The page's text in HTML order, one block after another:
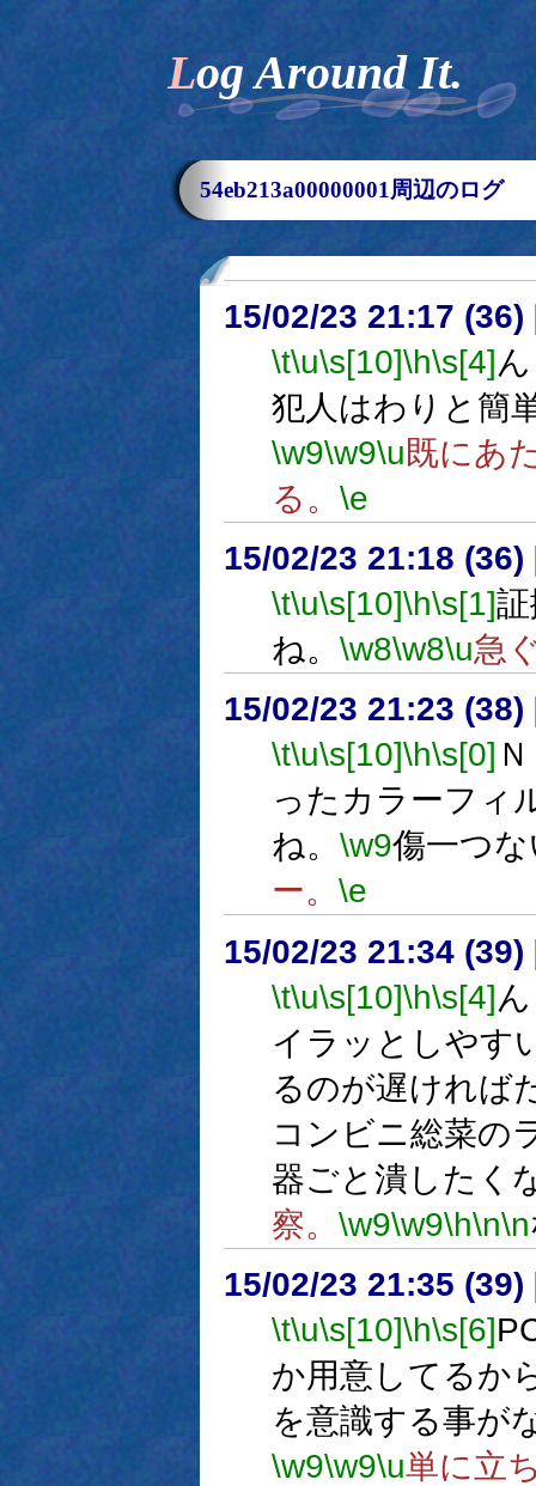
Log Around It.
54eb213a00000001周辺のログ
15/02/23 21:17 (36)
\t\u\s[10]\h\s[4]
犯人はわりと簡
\w9\w9\u既にあ
る。 \e
15/02/23 21:18 (36)
\t\u\s[10]\h\s[1]
ね。 \w8\w8\u急
15/02/23 21:23 (38)
\t\u\s[10]\h\s[0]
ったカラーフィ
ね。 \w9傷一つ
ー。 \e
15/02/23 21:34 (39)
\t\u\s[10]\h\s[4]
イラッとしやす
るのが遅ければ
コンビニ総菜の
器ごと潰したく
察。 \w9\w9\h\n\n
15/02/23 21:35 (39)
\t\u\s[10]\h\s[6]
か用意してるか
を意識する事が
\w9\w9\u単に立